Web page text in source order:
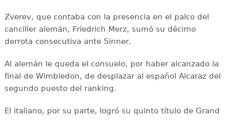
Zverev, que contaba con la presencia en el palco del
canciller alemán, Friedrich Merz, sumó su décimo
derrota consecutiva ante Sinner.
Al alemán le queda el consuelo, por haber alcanzado la
final de Wimbledon, de desplazar al español Alcaraz del
segundo puesto del ranking.
El italiano, por su parte, logró su quinto título de Grand